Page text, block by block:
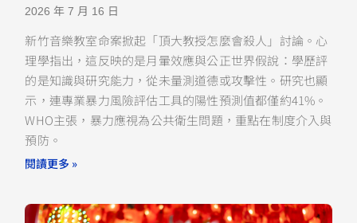
2026 年 7 月 16 日
新竹音樂教室命案掀起「頂大教授怎麼會殺人」討論。心
理學指出，這反映的是月暈效應與公正世界假說：學歷評
的是知識與研究能力，從未量測道德或攻擊性。研究也顯
示，連專業暴力風險評估工具的陽性預測值都僅約41%。
WHO主張，暴力應視為公共衛生問題，重點在制度介入與
預防。
閱讀更多 »